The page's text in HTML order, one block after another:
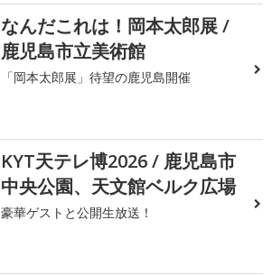
なんだこれは！岡本太郎展 /
鹿児島市立美術館
「岡本太郎展」待望の鹿児島開催
KYT天テレ博2026 / 鹿児島市
中央公園、天文館ベルク広場
豪華ゲストと公開生放送！